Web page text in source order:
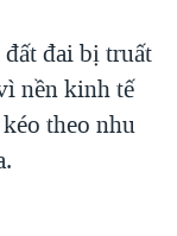
đai bị truất
nền kinh tế
theo nhu